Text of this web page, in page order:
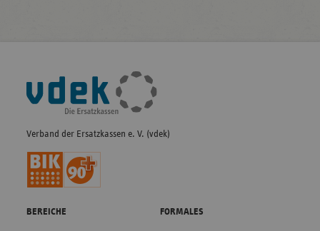
Fußleisten-
Navigation
Verband der Ersatzkassen e. V. (vdek)
BEREICHE FORMALES